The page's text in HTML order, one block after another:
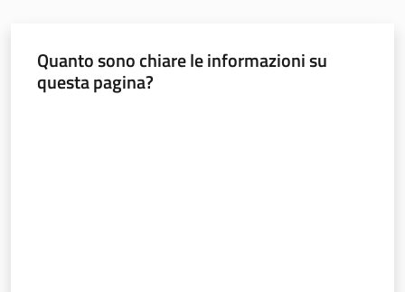
Quanto sono chiare le informazioni su
questa pagina?